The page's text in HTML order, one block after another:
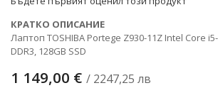
КРАТКО ОПИСАНИЕ
Лаптоп TOSHIBA Portege Z930-11Z Intel Core
DDR3, 128GB SSD
1 149,00 € / 2247,25 лв